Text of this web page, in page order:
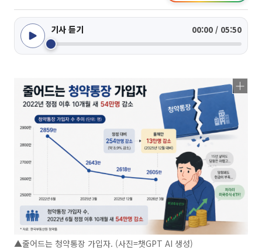
기사 듣기 00:00 / 05:50
▲줄어드는 청약통장 가입자. (사진=챗GPT AI 생성)